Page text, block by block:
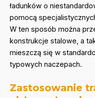
ładunków o
pomocą
W ten sposób można
konstrukcje stalowe, a
mieszczą się w
typowych naczepach.
Zastosowanie